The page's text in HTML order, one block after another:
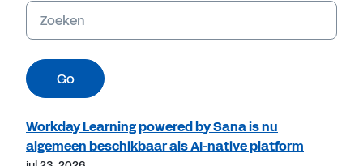
Trefwoorden
Go
Workday Learning powered by Sana is nu
algemeen beschikbaar als AI-native platform